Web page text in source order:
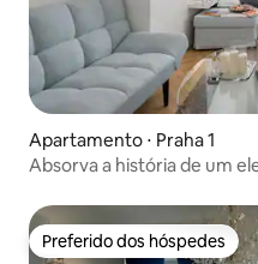
Apartamento ⋅ Praha 1
Absorva a história de um
Preferido dos hóspedes
Preferido dos hóspedes